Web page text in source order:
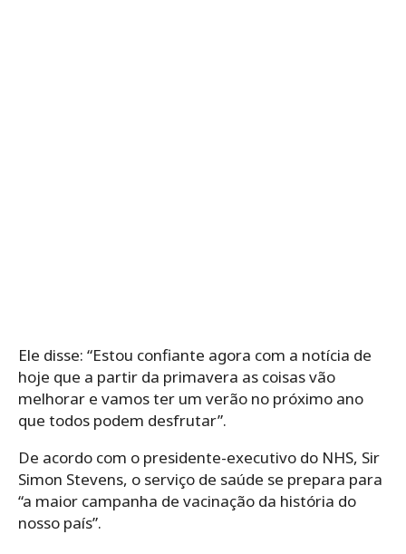
Ele disse: “Estou confiante agora com a notícia de
hoje que a partir da primavera as coisas vão
melhorar e vamos ter um verão no próximo ano
que todos podem desfrutar”.
De acordo com o presidente-executivo do NHS, Sir
Simon Stevens, o serviço de saúde se prepara para
“a maior campanha de vacinação da história do
nosso país”.